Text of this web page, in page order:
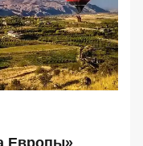
Европы»